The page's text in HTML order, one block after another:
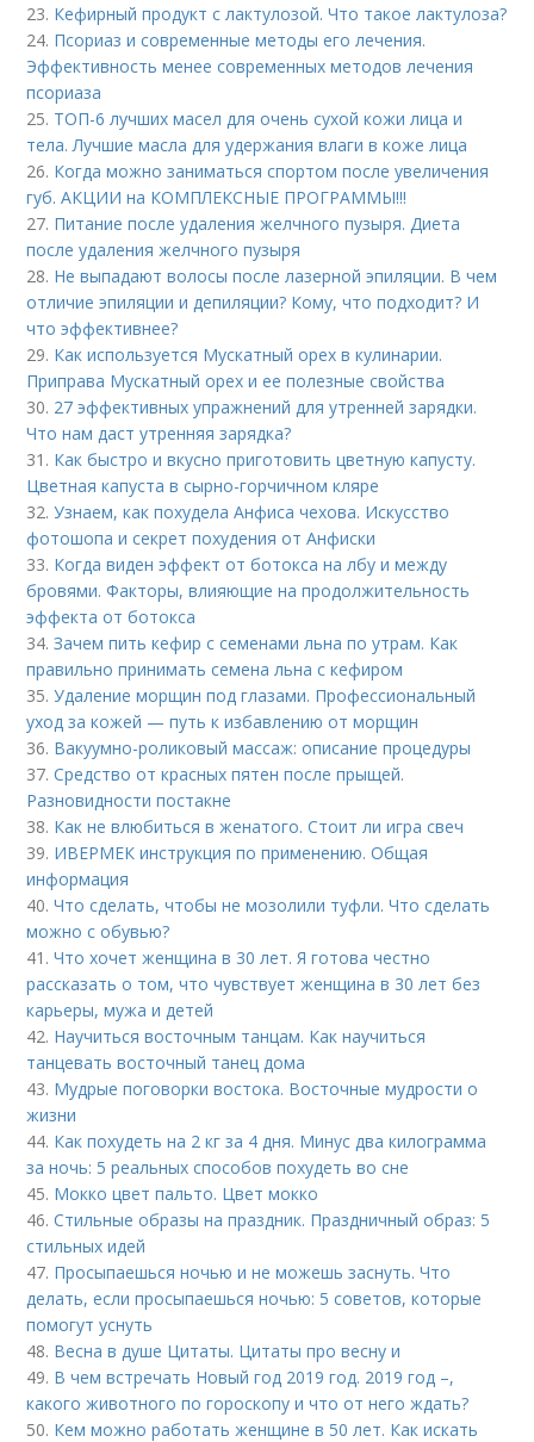
23. Кефирный продукт с лактулозой. Что такое лактулоза?
24. Псориаз и современные методы его лечения.
Эффективность менее современных методов лечения
псориаза
25. ТОП-6 лучших масел для очень сухой кожи лица и
тела. Лучшие масла для удержания влаги в коже лица
26. Когда можно заниматься спортом после увеличения
губ. АКЦИИ на КОМПЛЕКСНЫЕ ПРОГРАММЫ!!!
27. Питание после удаления желчного пузыря. Диета
после удаления желчного пузыря
28. Не выпадают волосы после лазерной эпиляции. В чем
отличие эпиляции и депиляции? Кому, что подходит? И
что эффективнее?
29. Как используется Мускатный орех в кулинарии.
Приправа Мускатный орех и ее полезные свойства
30. 27 эффективных упражнений для утренней зарядки.
Что нам даст утренняя зарядка?
31. Как быстро и вкусно приготовить цветную капусту.
Цветная капуста в сырно-горчичном кляре
32.Узнаем, как похудела Анфиса чехова. Искусство
фотошопа и секрет похудения от Анфиски
33. Когда виден эффект от ботокса на лбу и между
бровями. Факторы, влияющие на продолжительность
эффекта от ботокса
34.Зачем пить кефир с семенами льна по утрам. Как
правильно принимать семена льна с кефиром
35.Удаление морщин под глазами. Профессиональный
уход за кожей — путь к избавлению от морщин
36. Вакуумно-роликовый массаж: описание процедуры
37.Средство от красных пятен после прыщей.
Разновидности постакне
38. Как не влюбиться в женатого. Стоит ли игра свеч
39. ИВЕРМЕК инструкция по применению. Общая
информация
40.Что сделать, чтобы не мозолили туфли. Что сделать
можно с обувью?
41.Что хочет женщина в 30 лет. Я готова честно
рассказать о том, что чувствует женщина в 30 лет без
карьеры, мужа и детей
42. Научиться восточным танцам. Как научиться
танцевать восточный танец дома
43. Мудрые поговорки востока. Восточные мудрости о
жизни
44. Как похудеть на 2 кг за 4 дня. Минус два килограмма
за ночь: 5 реальных способов похудеть во сне
45. Мокко цвет пальто. Цвет мокко
46.Стильные образы на праздник. Праздничный образ: 5
стильных идей
47. Просыпаешься ночью и не можешь заснуть. Что
делать, если просыпаешься ночью: 5 советов, которые
помогут уснуть
48. Весна в душе Цитаты. Цитаты про весну и
49. В чем встречать Новый год 2019 год. 2019 год –,
какого животного по гороскопу и что от него ждать?
50. Кем можно работать женщине в 50 лет. Как искать